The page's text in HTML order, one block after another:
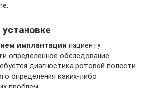
установке
имплантации пациенту
определённое обследование.
диагностика ротовой полости
определения каких-либо